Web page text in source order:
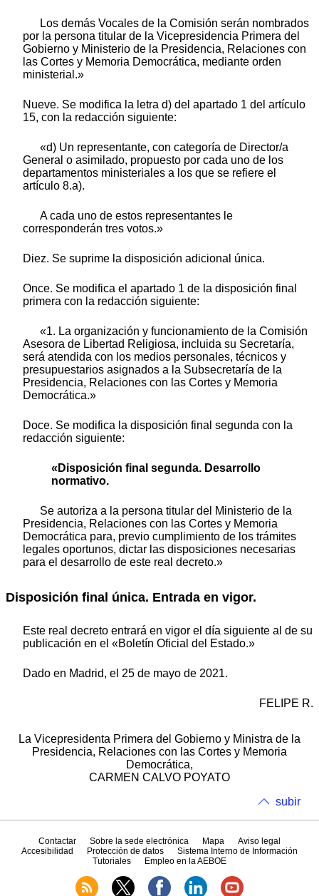
Los demás Vocales de la Comisión serán nombrados
por la persona titular de la Vicepresidencia Primera del
Gobierno y Ministerio de la Presidencia, Relaciones con
las Cortes y Memoria Democrática, mediante orden
ministerial.»
Nueve. Se modifica la letra d) del apartado 1 del artículo
15, con la redacción siguiente:
«d) Un representante, con categoría de Director/a
General o asimilado, propuesto por cada uno de los
departamentos ministeriales a los que se refiere el
artículo 8.a).
A cada uno de estos representantes le
corresponderán tres votos.»
Diez. Se suprime la disposición adicional única.
Once. Se modifica el apartado 1 de la disposición final
primera con la redacción siguiente:
«1. La organización y funcionamiento de la Comisión
Asesora de Libertad Religiosa, incluida su Secretaría,
será atendida con los medios personales, técnicos y
presupuestarios asignados a la Subsecretaría de la
Presidencia, Relaciones con las Cortes y Memoria
Democrática.»
Doce. Se modifica la disposición final segunda con la
redacción siguiente:
«Disposición final segunda. Desarrollo
normativo.
Se autoriza a la persona titular del Ministerio de la
Presidencia, Relaciones con las Cortes y Memoria
Democrática para, previo cumplimiento de los trámites
legales oportunos, dictar las disposiciones necesarias
para el desarrollo de este real decreto.»
Disposición final única. Entrada en vigor.
Este real decreto entrará en vigor el día siguiente al de su
publicación en el «Boletín Oficial del Estado.»
Dado en Madrid, el 25 de mayo de 2021.
FELIPE R.
La Vicepresidenta Primera del Gobierno y Ministra de la
Presidencia, Relaciones con las Cortes y Memoria
Democrática,
CARMEN CALVO POYATO
subir
Contactar Sobre la sede electrónica Mapa
Aviso legal
Accesibilidad
Protección de datos
Sistema Interno de Información
Tutoriales
Empleo en la AEBOE